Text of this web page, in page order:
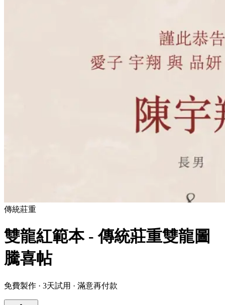
傳統莊重
雙龍紅範本 - 傳統莊重雙龍圖
騰喜帖
免費製作 · 3天試用 · 滿意再付款